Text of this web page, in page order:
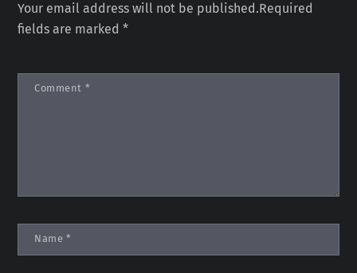
Your email address will not be published.Required
fields are marked*
Comment *
Name *